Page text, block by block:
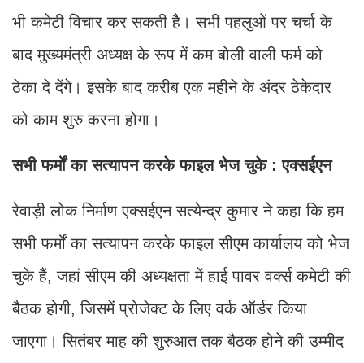
भी कमेटी विचार कर सकती है। सभी पहलुओं पर चर्चा के
बाद मुख्यमंत्री अध्यक्ष के रूप में कम बोली वाली फर्म को
ठेका दे देंगे। इसके बाद करीब एक महीने के अंदर ठेकेदार
को काम शुरु करना होगा।
सभी फर्मों का सत्यापन करके फाइल भेज चुके : एक्सईएन
रेवाड़ी लोक निर्माण एक्सईएन सत्येन्द्र कुमार ने कहा कि हम
सभी फर्मों का सत्यापन करके फाइल सीएम कार्यालय को भेज
चुके हैं, जहां सीएम की अध्यक्षता में हाई पावर वर्क्स कमेटी की
बैठक होगी, जिसमें प्रोजेक्ट के लिए वर्क ऑर्डर किया
जाएगा। सितंबर माह की शुरुआत तक बैठक होने की उम्मीद